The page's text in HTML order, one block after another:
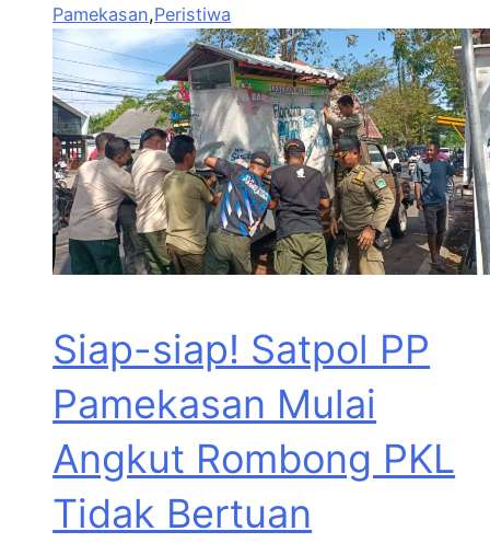
Pamekasan,Peristiwa
Siap-siap! Satpol PP
Pamekasan Mulai
Angkut Rombong PKL
Tidak Bertuan